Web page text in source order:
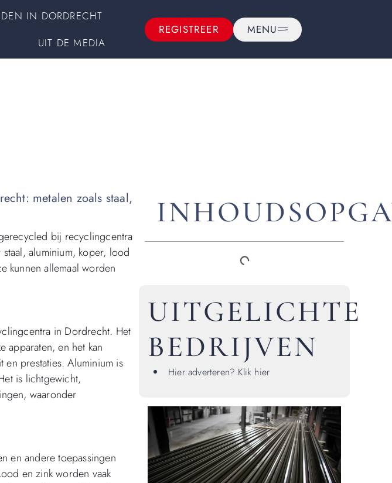
IN DORDRECHT
UIT DE MEDIA
REGISTREER MENU
metalen zoals staal,
bij recyclingcentra
aluminium, koper, lood
kunnen allemaal worden
in Dordrecht. Het
apparaten, en het kan
prestaties. Aluminium is
is lichtgewicht,
waaronder
en andere toepassingen
en zink worden vaak
UITGELICHTE
BEDRIJVEN
Hier adverteren? Klik hier